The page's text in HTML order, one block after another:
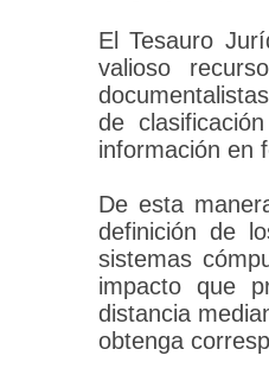
El Tesauro
valioso
de
información en
De esta
definición de
sistemas
impacto que
distancia
obtenga